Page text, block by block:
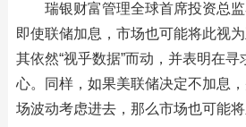
瑞银财富管理全球首席投资总监
即使联储加息，市场也可能将此视
其依然“视乎数据”而动，并表明在
心。同样，如果美联储决定不加息
场波动考虑进去，那么市场也可能将